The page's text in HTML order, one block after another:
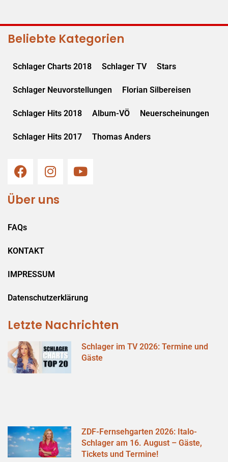
Beliebte Kategorien
Schlager Charts 2018 Schlager TV Stars
Schlager Neuvorstellungen Florian Silbereisen
Schlager Hits 2018 Album-VÖ Neuerscheinungen
Schlager Hits 2017 Thomas Anders
Über uns
FAQs
KONTAKT
IMPRESSUM
Datenschutzerklärung
Letzte Nachrichten
Schlager im TV 2026: Termine und
Gäste
ZDF-Fernsehgarten 2026: Italo-
Schlager am 16. August – Gäste,
Tickets und Termine!